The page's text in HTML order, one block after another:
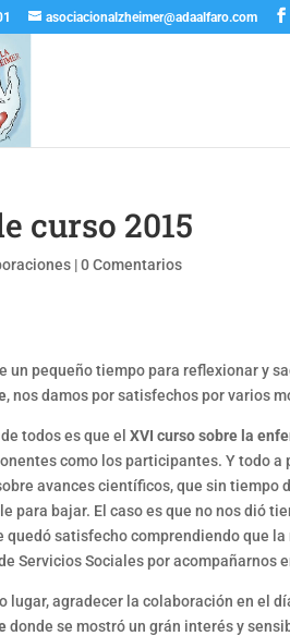
asociacionalzheimer@adaalfaro.com
curso 2015
|0 Comentarios
un pequeño tiempo para reflexionar y
, nos damos por satisfechos por varios
todos es que elXVI curso sobre la
como los participantes. Y todo a
avances científicos, que sin tiempo
para bajar. El caso es que no nos dió
quedó satisfecho comprendiendo que
Servicios Sociales por
lugar, agradecer la colaboración en el
donde se mostró un grán interés y